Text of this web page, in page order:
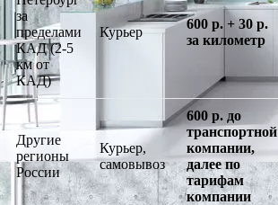
за
пределами
КАД (2-5
км от
КАД)
Курьер
600 р. + 30 р.
за километр
Другие
регионы
России
Курьер,
самовывоз
600 р. до
транспортной
компании,
далее по
тарифам
компании